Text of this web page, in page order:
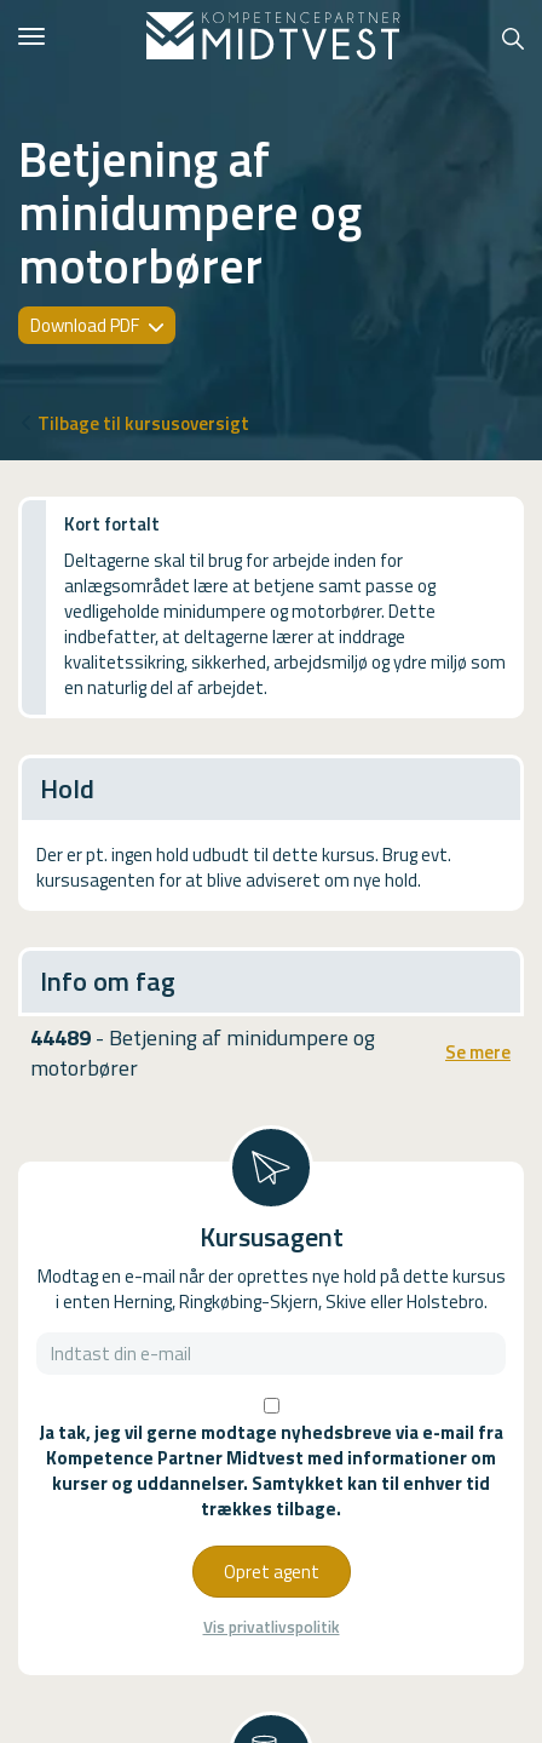
Hvem er vi?
Kontakt konsulent
Erhvervsuddannelser
Kursusoversigt
VUF
PCR
USMA
Videoguides
Betjening af
minidumpere og
motorbører
Download PDF
Tilbage til kursusoversigt
Kort fortalt
Deltagerne skal til brug for arbejde inden for
anlægsområdet lære at betjene samt passe og
vedligeholde minidumpere og motorbører. Dette
indbefatter, at deltagerne lærer at inddrage
kvalitetssikring, sikkerhed, arbejdsmiljø og ydre miljø som
en naturlig del af arbejdet.
Hold
Der er pt. ingen hold udbudt til dette kursus. Brug evt.
kursusagenten for at blive adviseret om nye hold.
Info om fag
44489- Betjening af minidumpere og
motorbører
Se mere
Kursusagent
Modtag en e-mail når der oprettes nye hold på dette kursus
i enten Herning, Ringkøbing-Skjern, Skive eller Holstebro.
Ja tak, jeg vil gerne modtage nyhedsbreve via e-mail fra
Kompetence Partner Midtvest med informationer om
kurser og uddannelser. Samtykket kan til enhver tid
trækkes tilbage.
Opret agent
Vis privatlivspolitik